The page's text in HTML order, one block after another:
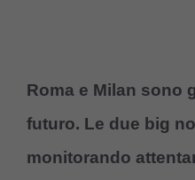
Roma e Milan sono
futuro. Le due big
monitorando